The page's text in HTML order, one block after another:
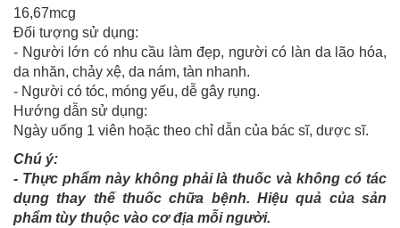
16,67mcg
Đối tượng sử dụng:
- Người lớn có nhu cầu làm đẹp, người có làn da lão hóa,
da nhăn, chảy xệ, da nám, tàn nhanh.
- Người có tóc, móng yếu, dễ gây rụng.
Hướng dẫn sử dụng:
Ngày uống 1 viên hoặc theo chỉ dẫn của bác sĩ, dược sĩ.
Chú ý:
- Thực phẩm này không phải là thuốc và không có tác
dụng thay thế thuốc chữa bệnh. Hiệu quả của sản
phẩm tùy thuộc vào cơ địa mỗi người.